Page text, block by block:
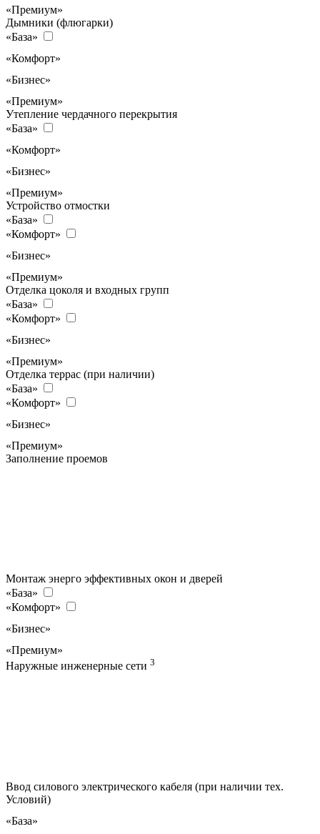
«Премиум»
Дымники (флюгарки)
«База»
«Комфорт»
«Бизнес»
«Премиум»
Утепление чердачного перекрытия
«База»
«Комфорт»
«Бизнес»
«Премиум»
Устройство отмостки
«База»
«Комфорт»
«Бизнес»
«Премиум»
Отделка цоколя и входных групп
«База»
«Комфорт»
«Бизнес»
«Премиум»
Отделка террас (при наличии)
«База»
«Комфорт»
«Бизнес»
«Премиум»
Заполнение проемов
Монтаж энерго эффективных окон и дверей
«База»
«Комфорт»
«Бизнес»
«Премиум»
Наружные инженерные сети 3
Ввод силового электрического кабеля (при наличии тех.
Условий)
«База»